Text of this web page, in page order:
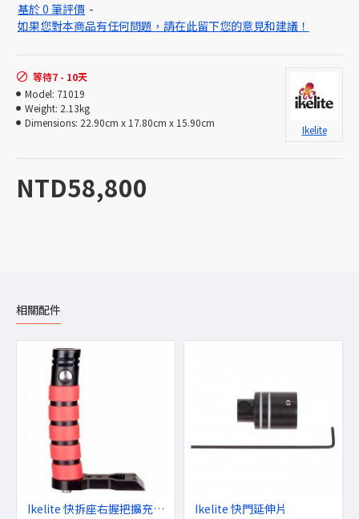
基於 0 筆評價 -
如果您對本商品有任何問題，請在此留下您的意見和建議！
NTD58,800
等待7 - 10天
Model: 71019
Weight: 2.13kg
Dimensions: 22.90cm x 17.80cm x 15.90cm
Ikelite
相關配件
Ikelite 快拆座右握把擴充套件 Ikelite 快門延伸片